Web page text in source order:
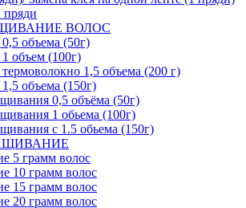
пряди
ВОЛОС
объема (50г)
объем (100г)
1,5 объема (200 г)
объема (150г)
0,5 объёма (50г)
1 обьема (100г)
с 1.5 обьема (150г)
5 грамм волос
10 грамм волос
15 грамм волос
20 грамм волос